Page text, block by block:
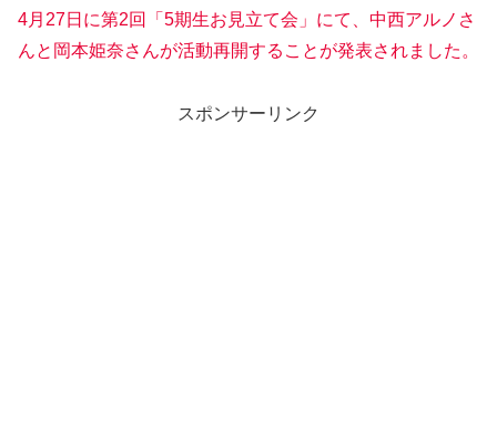
4月27日に第2回「5期生お見立て会」にて、中西アルノさ
んと岡本姫奈さんが活動再開することが発表されました。
スポンサーリンク